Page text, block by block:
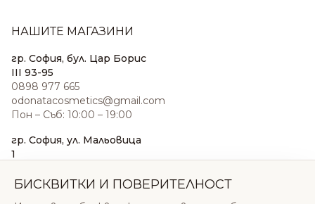
НАШИТЕ МАГАЗИНИ
гр. София, бул. Цар Борис
III 93-95
0898 977 665
odonatacosmetics@gmail.com
Пон – Съб: 10:00 – 19:00
гр. София, ул. Мальовица
1
sales@odonatacosmetics.com
БИСКВИТКИ И ПОВЕРИТЕЛНОСТ